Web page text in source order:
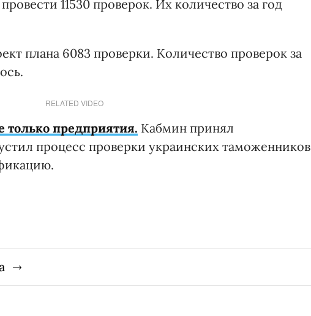
11530 проверок. Их количество за год
плана 6083 проверки. Количество проверок за
RELATED VIDEO
только предприятия. Кабмин принял
процесс проверки украинских таможенников